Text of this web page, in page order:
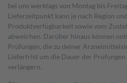
bei uns werktags von Montag bis
Lieferzeitpunkt kann je nach Region
Produktverfügbarkeit sowie vom
abweichen. Darüber hinaus können
Prüfungen, die zu deiner
Lieferfrist um die Dauer der
verlängern.